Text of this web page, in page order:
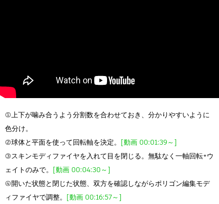
①上下が噛み合うよう分割数を合わせておき、分かりやすいように
色分け。
②球体と平面を使って回転軸を決定。 [動画 00:01:39～]
③スキンモディファイヤを入れて目を閉じる。無駄なく一軸回転+ウ
ェイトのみで。 [動画 00:04:30～]
④開いた状態と閉じた状態、双方を確認しながらポリゴン編集モデ
ィファイヤで調整。 [動画 00:16:57～]